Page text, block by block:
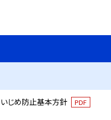
じめ防止基本方針 PDF